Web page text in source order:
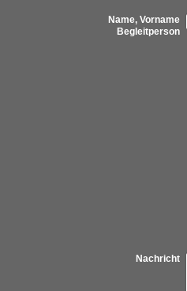
Name, Vorname
Begleitperson
Nachricht